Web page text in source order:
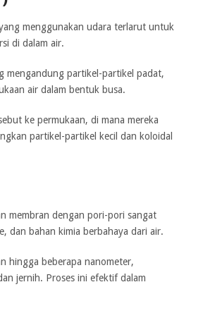
menggunakan udara terlarut untuk
di dalam air.
mengandung partikel-partikel padat,
air dalam bentuk busa.
ke permukaan, di mana mereka
partikel-partikel kecil dan koloidal
membran dengan pori-pori sangat
dan bahan kimia berbahaya dari air.
hingga beberapa nanometer,
jernih. Proses ini efektif dalam